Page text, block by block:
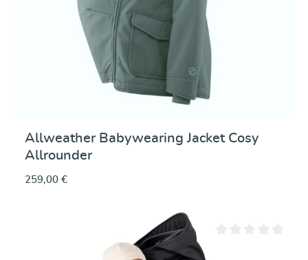
Allweather Babywearing Jacket Cosy
Allrounder
259,00 €